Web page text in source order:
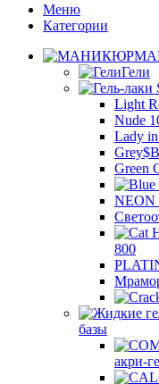
Меню
Категории
Гели
Light
Nude
Lady
Green
NEON
800
базы
акри-